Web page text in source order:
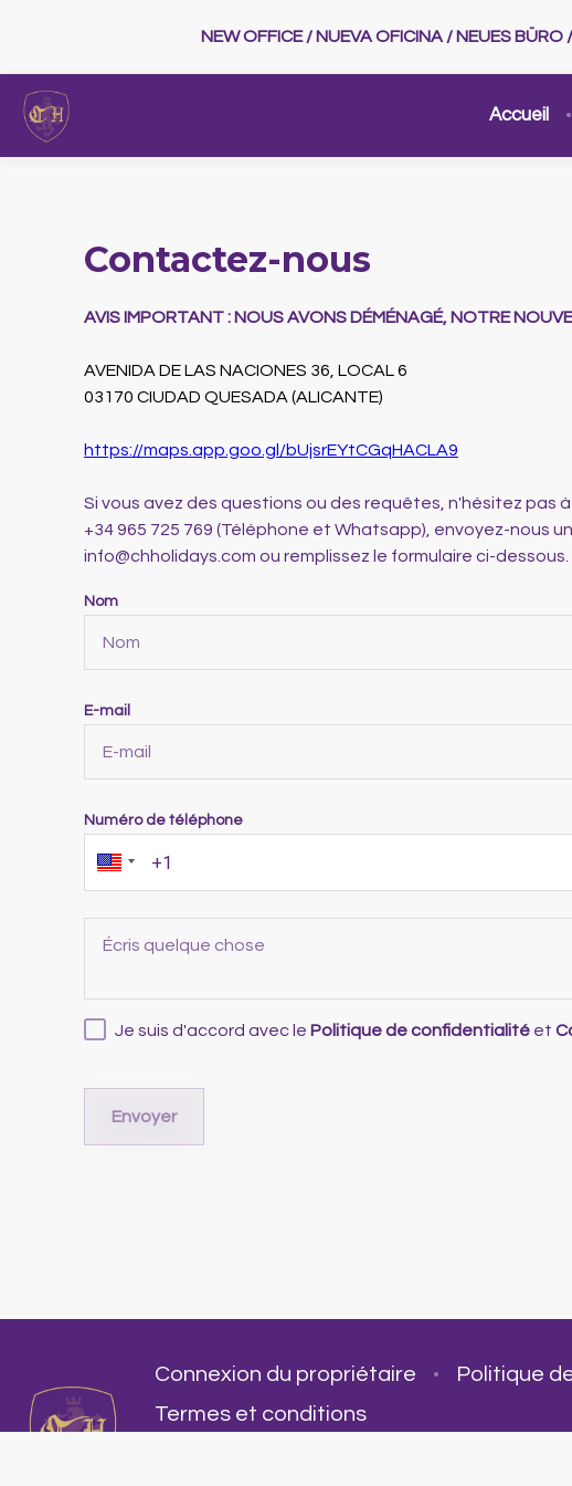
NEW OFFICE / NUEVA OFICINA / NEUES
Accueil
Contactez-nous
AVIS IMPORTANT : NOUS AVONS DÉMÉNAGÉ, NOTRE
AVENIDA DE LAS NACIONES 36, LOCAL 6
03170 CIUDAD QUESADA (ALICANTE)
https://maps.app.goo.gl/bUjsrEYtCGqHACLA9
Si vous avez des questions ou des requêtes, n'hésitez pas
+34 965 725 769 (Téléphone et Whatsapp), envoyez-nous
info@chholidays.com ou remplissez le formulaire ci-dessous.
Nom
E-mail
Numéro de téléphone
Je suis d'accord avec le Politique de confidentialité et
Envoyer
Connexion du propriétaire
Politique
Termes et conditions